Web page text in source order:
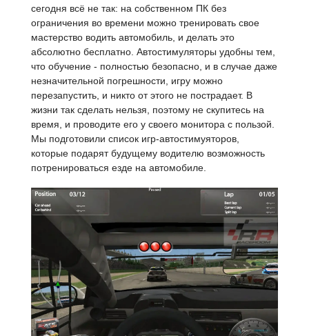
сегодня всё не так: на собственном ПК без
ограничения во времени можно тренировать свое
мастерство водить автомобиль, и делать это
абсолютно бесплатно. Автостимуляторы удобны тем,
что обучение - полностью безопасно, и в случае даже
незначительной погрешности, игру можно
перезапустить, и никто от этого не пострадает. В
жизни так сделать нельзя, поэтому не скупитесь на
время, и проводите его у своего монитора с пользой.
Мы подготовили список игр-автостимуяторов,
которые подарят будущему водителю возможность
потренироваться езде на автомобиле.